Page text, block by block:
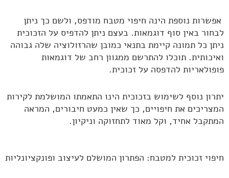
אפשרות נוספת הינה חיפוי מטבח מודפס, ולשם כך ניתן
לבחור באין סוף דוגמאות. בעצם ניתן להדפיס על הזכוכית
ניתן כל תמונה קיימת בתנאי כמובן שהרזולוציה שלה גבוהה
ואיכותית. תוכלו להתרשם ממגוון רחב של דוגמאות
פופולאריות להדפסה על זכוכית.
יתרון נוסף לשימוש בזכוכית הינו התאמתו המושלמת לקירות
המצריכים את חיפויים, כך שאין כמעט חיבורים, המראה
המתקבל אחיד, וקל מאוד לתחזוקה וניקיון.
חיפוי זכוכית למטבח: הפתרון המושלם לעיצוב ופונקציונליות